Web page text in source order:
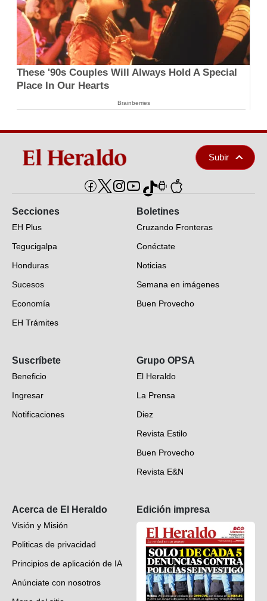
These '90s Couples Will Always Hold A Special
Place In Our Hearts
Brainberries
Subir
Secciones
EH Plus
Tegucigalpa
Honduras
Sucesos
Economía
EH Trámites
EH Verifica
Fotogalerías
Deportes
Videos
Boletines
Cruzando Fronteras
Conéctate
Noticias
Semana en imágenes
Buen Provecho
Suscríbete
Beneficio
Ingresar
Notificaciones
Grupo OPSA
El Heraldo
La Prensa
Diez
Revista Estilo
Buen Provecho
Revista E&N
Acerca de El Heraldo
Visión y Misión
Politicas de privacidad
Principios de aplicación de IA
Anúnciate con nosotros
Edición impresa